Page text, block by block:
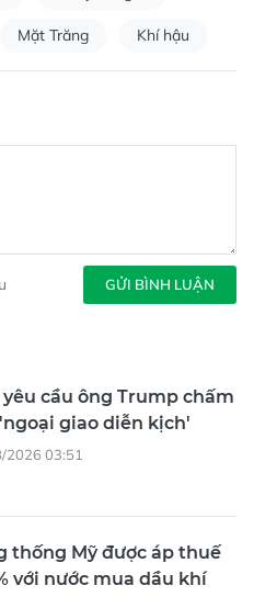
Mặt Trăng Khí hậu
GỬI BÌNH LUẬN
yêu cầu ông Trump chấm
giao diễn kịch'
2026 03:51
thống Mỹ được áp thuế
với nước mua dầu khí